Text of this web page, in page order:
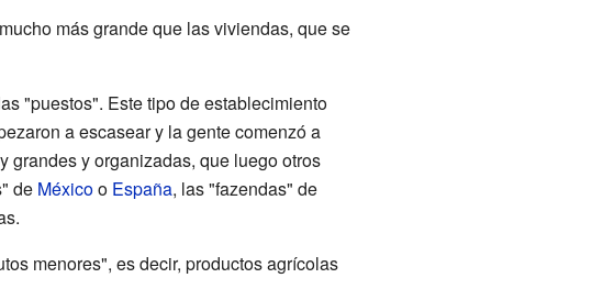
más grande que las viviendas, que se
"puestos". Este tipo de establecimiento
a escasear y la gente comenzó a
y organizadas, que luego otros
de Méxicoo España, las "fazendas" de
menores", es decir, productos agrícolas